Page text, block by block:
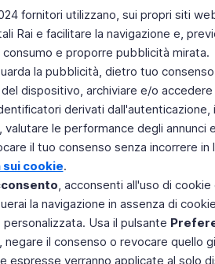
fornitori utilizzano, sui propri siti
Rai e facilitare la navigazione e,
consumo e proporre pubblicità mirata.
la pubblicità, dietro tuo
dispositivo, archiviare e/o
derivati
valutare le performance degli
il tuo consenso senza incorrere
cookie.
, acconsenti all'uso di
la navigazione in assenza di
Usa il pulsante
negare il consenso o revocare quello
espresse verranno applicate al solo